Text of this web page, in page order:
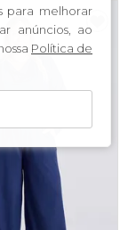
para melhorar
anúncios, ao
Política de